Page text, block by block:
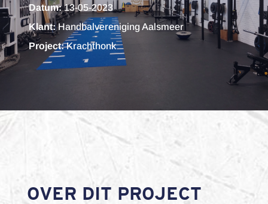
Datum:13-05-2023
Klant:Handbalvereniging Aalsmeer
Project:Krachthonk
OVER DIT PROJECT